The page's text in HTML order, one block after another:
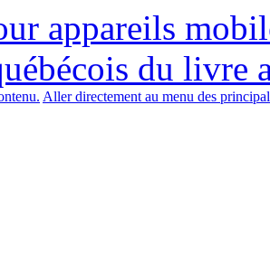
appareils
du livre
Aller directement au menu des